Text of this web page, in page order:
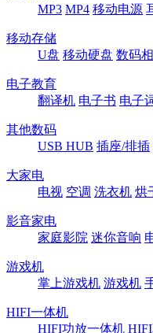
MP3 MP4 移动电源
移动存储
U盘 移动硬盘 数码
电子教育
翻译机 电子书 电子
其他数码
USB HUB 插座/排插
大家电
电视 空调 洗衣机 烘
影音家电
家庭影院 迷你音响
游戏机
掌上游戏机 游戏机
HIFI一体机
HIFI功放一体机